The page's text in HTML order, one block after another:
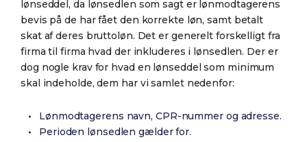
lønseddel, da lønsedlen som sagt er lønmodtagerens
bevis på de har fået den korrekte løn, samt betalt
skat af deres bruttoløn. Det er generelt forskelligt fra
firma til firma hvad der inkluderes i lønsedlen. Der er
dog nogle krav for hvad en lønseddel som minimum
skal indeholde, dem har vi samlet nedenfor:
Lønmodtagerens navn, CPR-nummer og adresse.
Perioden lønsedlen gælder for.